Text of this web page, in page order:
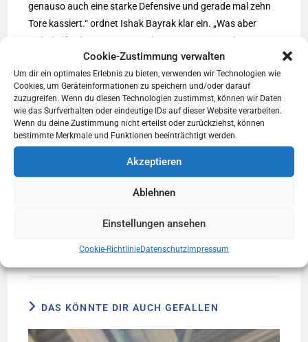
Cookie-Zustimmung verwalten
Um dir ein optimales Erlebnis zu bieten, verwenden wir Technologien wie
Cookies, um Geräteinformationen zu speichern und/oder darauf
zuzugreifen. Wenn du diesen Technologien zustimmst, können wir Daten
wie das Surfverhalten oder eindeutige IDs auf dieser Website verarbeiten.
Wenn du deine Zustimmung nicht erteilst oder zurückziehst, können
bestimmte Merkmale und Funktionen beeinträchtigt werden.
Akzeptieren
Ablehnen
Einstellungen ansehen
Cookie-RichtlinieDatenschutzImpressum
genauso auch eine starke Defensive und gerade mal zehn
Tore kassiert.“ ordnet Ishak Bayrak klar ein. „Was aber
nicht heißt, dass wir uns vor dem Gegner verstecken
müssen. Radnik ist ganz klar der Favorit. Die müssen, weil
sie ihre Serie weiter fortsetzen wollen. Wir müssen gar nicht
so sehr wie in den letzten zwei Spielen und können daher
befreit aufspielen. Da ist auf jeden Fall was zu holen vor
allem auch, weil wir uns während der Vorbereitung grad
gegen solche Gegner eher einfacher getan haben. D.h.,
wenn der Gegner das Spiel macht und wir dagegen
arbeiten. Wir werden auf jeden Fall schauen, dass wir in der
Defensive stabiler und stärker dastehen und nach vorne
rauskommt.“ kündigt er eine nicht wirklich überraschende
DAS KÖNNTE DIR AUCH GEFALLEN